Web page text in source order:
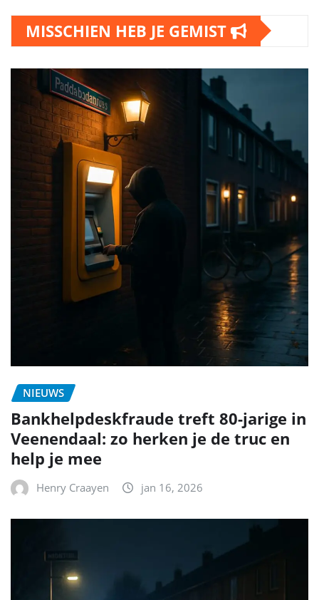
MISSCHIEN HEB JE GEMIST
NIEUWS
Bankhelpdeskfraude treft 80-jarige in
Veenendaal: zo herken je de truc en
help je mee
Henry Craayen jan 16, 2026